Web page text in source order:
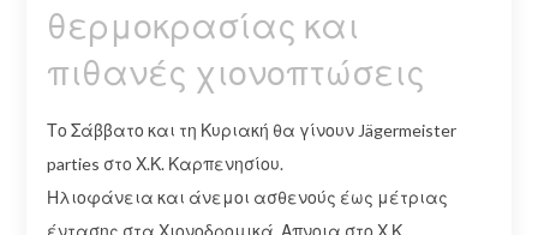
θερμοκρασίας και
πιθανές χιονοπτώσεις
Το Σάββατο και τη Κυριακή θα γίνουν Jägermeister
parties στο Χ.Κ. Καρπενησίου.
Ηλιοφάνεια και άνεμοι ασθενούς έως μέτριας
έντασης στα Χιονοδρομικά. Απνοια στο Χ.Κ.